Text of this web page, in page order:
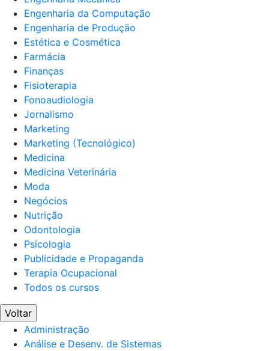
Engenharia da Computação
Engenharia de Produção
Estética e Cosmética
Farmácia
Finanças
Fisioterapia
Fonoaudiologia
Jornalismo
Marketing
Marketing (Tecnológico)
Medicina
Medicina Veterinária
Moda
Negócios
Nutrição
Odontologia
Psicologia
Publicidade e Propaganda
Terapia Ocupacional
Todos os cursos
Voltar
Administração
Análise e Desenv. de Sistemas